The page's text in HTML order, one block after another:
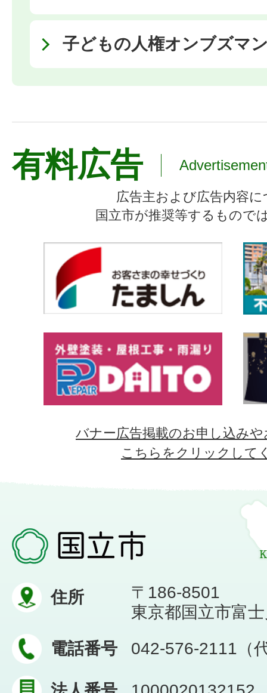
子どもの人権オンブズマ
有料広告
広告主および広告内容
国立市が推奨等するもので
バナー広告掲載のお申し込み
こちらをクリックして
住所
〒186-8501
東京都国立市富
電話番号
042-576-2111（